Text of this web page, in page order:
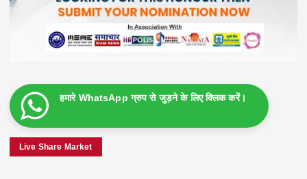
हमारे WhatsApp ग्रुप से जुड़ने के लिए क्लिक करें।
Live Share Market